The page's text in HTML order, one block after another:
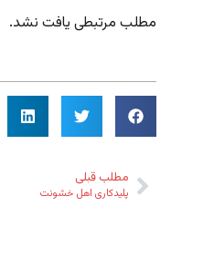
مطلب مرتبطی یافت نشد.
مطلب قبلی
پلیدکاری اهل خشونت